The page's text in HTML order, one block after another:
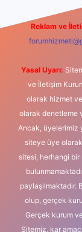
Reklam ve
Yasal Uyarı:
ve İletişim
olarak hizmet
olarak denetleme
Ancak, üyelerimiz
siteye üye
sitesi, herhangi bir
olup, gerçek
Gerçek kurum
Sitemiz, kar